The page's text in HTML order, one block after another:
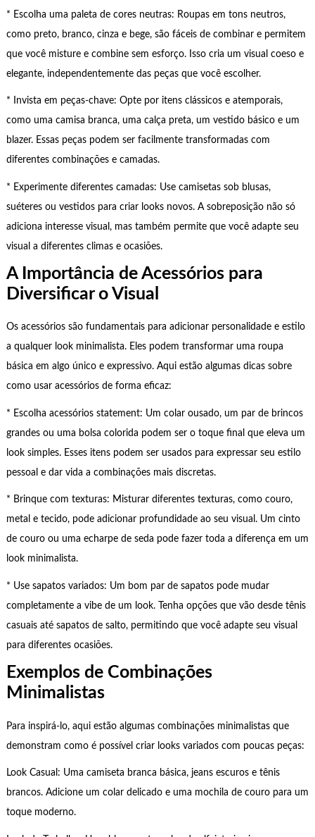
* Escolha uma paleta de cores neutras: Roupas em tons neutros,
como preto, branco, cinza e bege, são fáceis de combinar e permitem
que você misture e combine sem esforço. Isso cria um visual coeso e
elegante, independentemente das peças que você escolher.
* Invista em peças-chave: Opte por itens clássicos e atemporais,
como uma camisa branca, uma calça preta, um vestido básico e um
blazer. Essas peças podem ser facilmente transformadas com
diferentes combinações e camadas.
* Experimente diferentes camadas: Use camisetas sob blusas,
suéteres ou vestidos para criar looks novos. A sobreposição não só
adiciona interesse visual, mas também permite que você adapte seu
visual a diferentes climas e ocasiões.
A Importância de Acessórios para
Diversificar o Visual
Os acessórios são fundamentais para adicionar personalidade e estilo
a qualquer look minimalista. Eles podem transformar uma roupa
básica em algo único e expressivo. Aqui estão algumas dicas sobre
como usar acessórios de forma eficaz:
* Escolha acessórios statement: Um colar ousado, um par de brincos
grandes ou uma bolsa colorida podem ser o toque final que eleva um
look simples. Esses itens podem ser usados para expressar seu estilo
pessoal e dar vida a combinações mais discretas.
* Brinque com texturas: Misturar diferentes texturas, como couro,
metal e tecido, pode adicionar profundidade ao seu visual. Um cinto
de couro ou uma echarpe de seda pode fazer toda a diferença em um
look minimalista.
* Use sapatos variados: Um bom par de sapatos pode mudar
completamente a vibe de um look. Tenha opções que vão desde tênis
casuais até sapatos de salto, permitindo que você adapte seu visual
para diferentes ocasiões.
Exemplos de Combinações
Minimalistas
Para inspirá-lo, aqui estão algumas combinações minimalistas que
demonstram como é possível criar looks variados com poucas peças:
Look Casual: Uma camiseta branca básica, jeans escuros e tênis
brancos. Adicione um colar delicado e uma mochila de couro para um
toque moderno.